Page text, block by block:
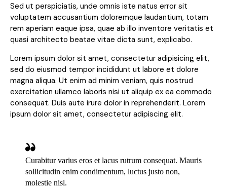
Sed ut perspiciatis, unde omnis iste natus error sit
voluptatem accusantium doloremque laudantium, totam
rem aperiam eaque ipsa, quae ab illo inventore veritatis et
quasi architecto beatae vitae dicta sunt, explicabo.
Lorem ipsum dolor sit amet, consectetur adipisicing elit,
sed do eiusmod tempor incididunt ut labore et dolore
magna aliqua. Ut enim ad minim veniam, quis nostrud
exercitation ullamco laboris nisi ut aliquip ex ea commodo
consequat. Duis aute irure dolor in reprehenderit. Lorem
ipsum dolor sit amet, consectetur adipiscing elit.
Curabitur varius eros et lacus rutrum consequat. Mauris
sollicitudin enim condimentum, luctus justo non,
molestie nisl.